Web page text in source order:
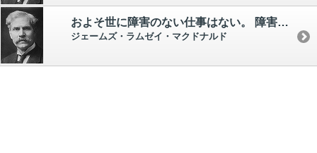
およそ世に障害のない仕事はない。 障害が大きければ大きいほど、その仕事も大きい。
ジェームズ・ラムゼイ・マクドナルド